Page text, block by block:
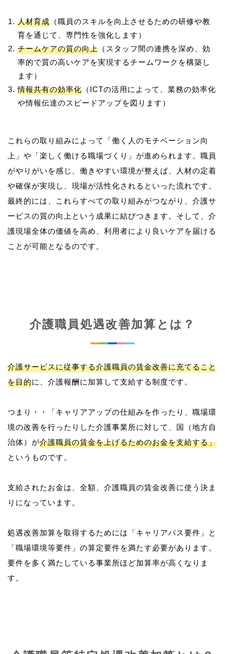
人材育成 （職員のスキルを向上させるための研修や教
育を通じて、専門性を強化します）
チームケアの質の向上 （スタッフ間の連携を深め、効
率的で質の高いケアを実現するチームワークを構築し
ます）
情報共有の効率化 （ICTの活用によって、業務の効率化
や情報伝達のスピードアップを図ります）
これらの取り組みによって「働く人のモチベーション向
上」や「楽しく働ける職場づくり」が進められます。職員
がやりがいを感じ、働きやすい環境が整えば、人材の定着
や確保が実現し、現場が活性化されるといった流れです。
最終的には、これらすべての取り組みがつながり、介護サ
ービスの質の向上という成果に結びつきます。そして、介
護現場全体の価値を高め、利用者により良いケアを届ける
介護職員処遇改善加算とは？
介護サービスに従事する介護職員の賃金改善に充てること
を目的に、介護報酬に加算して支給する制度です。
つまり・・「キャリアアップの仕組みを作ったり、職場環
境の改善を行ったりした介護事業所に対して、国（地方自
治体）が介護職員の賃金を上げるためのお金を支給する」
というものです。
支給されたお金は、全額、介護職員の賃金改善に使う決ま
りになっています。
処遇改善加算を取得するためには「キャリアパス要件」と
「職場環境等要件」の算定要件を満たす必要があります。
要件を多く満たしている事業所ほど加算率が高くなりま
す。